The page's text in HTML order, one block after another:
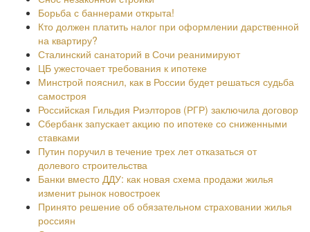
Борьба с баннерами открыта!
Кто должен платить налог при оформлении дарственной
на квартиру?
Сталинский санаторий в Сочи реанимируют
ЦБ ужесточает требования к ипотеке
Минстрой пояснил, как в России будет решаться судьба
самостроя
Российская Гильдия Риэлторов (РГР) заключила договор
Сбербанк запускает акцию по ипотеке со сниженными
ставками
Путин поручил в течение трех лет отказаться от
долевого строительства
Банки вместо ДДУ: как новая схема продажи жилья
изменит рынок новостроек
Принято решение об обязательном страховании жилья
россиян